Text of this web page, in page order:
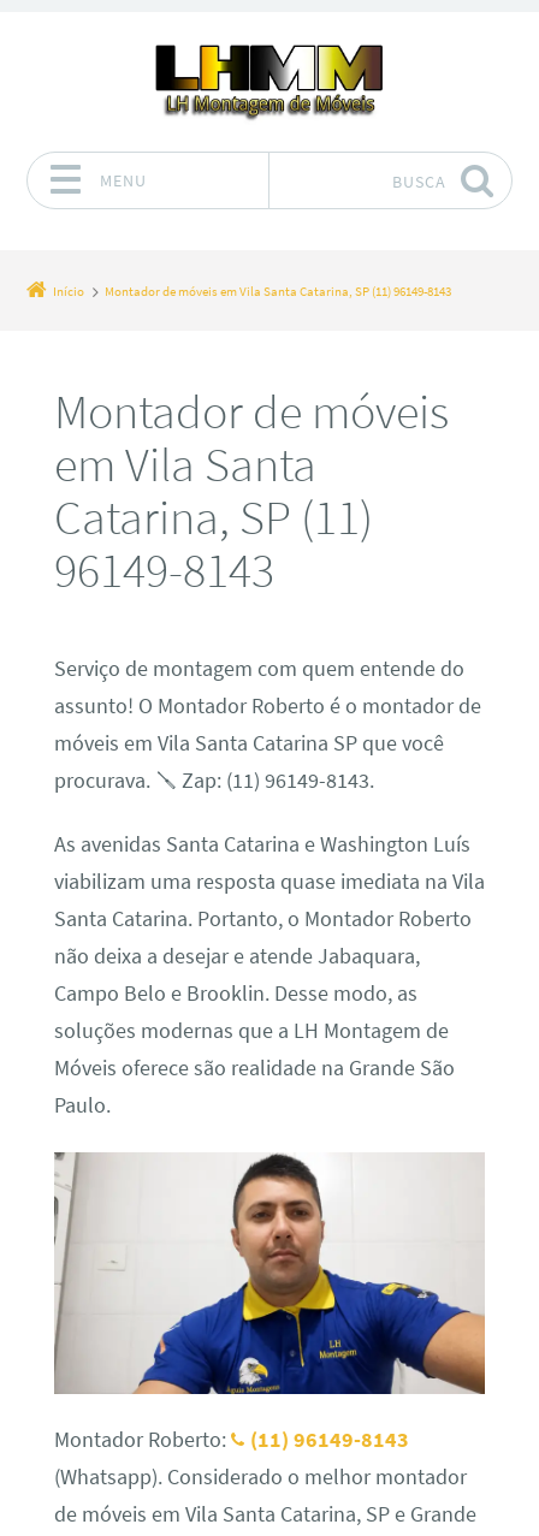
MENU BUSCA
Início Montador de móveis em Vila Santa Catarina, SP (11) 96149-8143
Montador de móveis
em Vila Santa
Catarina, SP (11)
96149-8143
Serviço de montagem com quem entende do
assunto! O Montador Roberto é o montador de
móveis em Vila Santa Catarina SP que você
procurava. 🪛 Zap: (11) 96149-8143.
As avenidas Santa Catarina e Washington Luís
viabilizam uma resposta quase imediata na Vila
Santa Catarina. Portanto, o Montador Roberto
não deixa a desejar e atende Jabaquara,
Campo Belo e Brooklin. Desse modo, as
soluções modernas que a LH Montagem de
Móveis oferece são realidade na Grande São
Paulo.
Montador Roberto:
(11) 96149-8143
(Whatsapp). Considerado o melhor montador
de móveis em Vila Santa Catarina, SP e Grande